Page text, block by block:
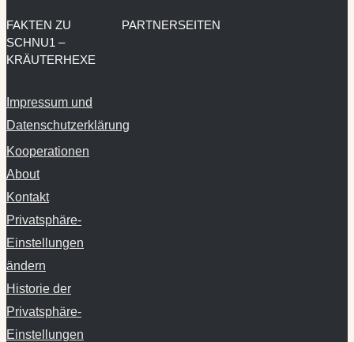
FAKTEN ZU
SCHNU1 –
KRÄUTERHEXE
Impressum und
Datenschutzerklärung
Kooperationen
About
Kontakt
Privatsphäre-
Einstellungen
ändern
Historie der
Privatsphäre-
Einstellungen
PARTNERSEITEN